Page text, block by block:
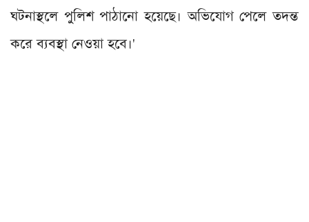
ঘটনাস্থলে পুলিশ পাঠানো হয়েছে। অভিযোগ পেলে তদন্ত
করে ব্যবস্থা নেওয়া হবে।'